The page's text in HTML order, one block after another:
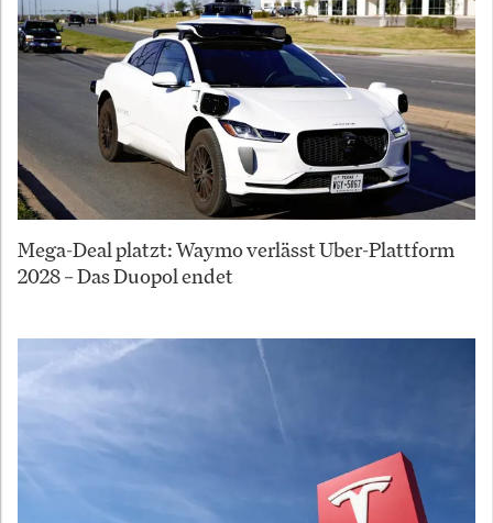
Mega-Deal platzt: Waymo verlässt Uber-Plattform
2028 – Das Duopol endet